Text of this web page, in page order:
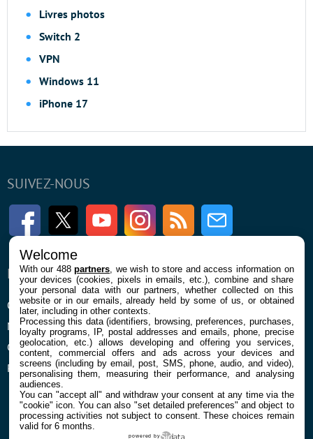
Livres photos
Switch 2
VPN
Windows 11
iPhone 17
SUIVEZ-NOUS
FacebookTwitter Youtube InstagramRSS Newsletter
ENTREPRISE
Qui sommes nous
Mentions légales et CGU
Confidentialité et Cookies
Préférences cookies
À PROPOS
La rédaction
Contact
Welcome
With our 488partners , we wish to store and access information on
your devices (cookies, pixels in emails, etc.), combine and share
your personal data with our partners, whether collected on this
website or in our emails, already held by some of us, or obtained
later, including in other contexts.
Processing this data (identifiers, browsing, preferences, purchases,
loyalty programs, IP, postal addresses and emails, phone, precise
geolocation, etc.) allows developing and offering you services,
content, commercial offers and ads across your devices and
screens (including by email, post, SMS, phone, audio, and video),
personalising them, measuring their performance, and analysing
audiences.
You can "accept all" and withdraw your consent at any time via the
"cookie" icon. You can also "set detailed preferences" and object to
processing activities not subject to consent. These choices remain
valid for 6 months.
powered by